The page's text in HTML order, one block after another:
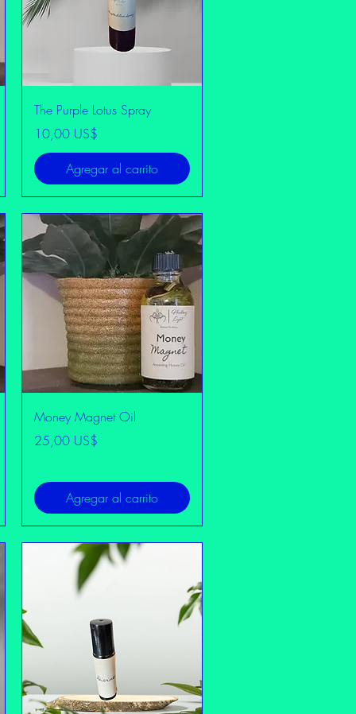
Vista rápida
The Purple Lotus Spray
Precio
10,00 US$
Agregar al carrito
Vista rápida
Money Magnet Oil
Precio
25,00 US$
Agregar al carrito